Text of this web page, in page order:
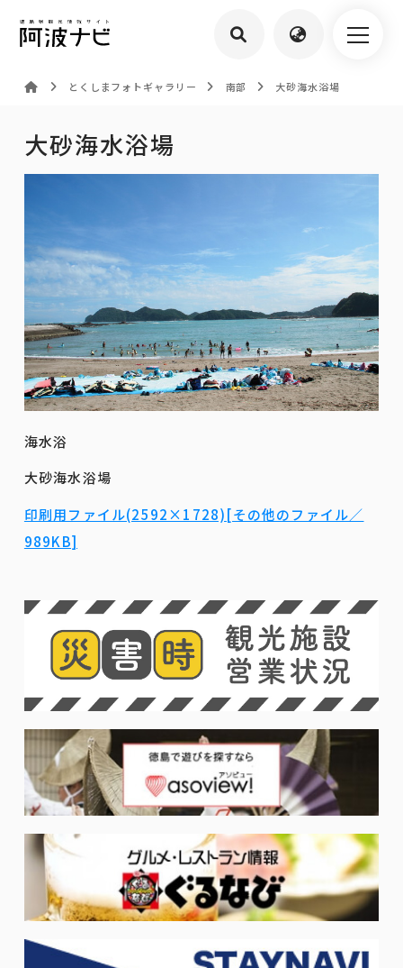
とくしまフォトギャラリー 南部 大砂海水浴場
大砂海水浴場
海水浴
大砂海水浴場
印刷用ファイル(2592×1728)[その他のファイル／
989KB]